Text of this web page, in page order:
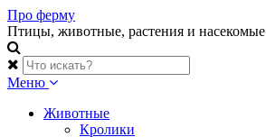
Skip
to
content
Про ферму
Птицы, животные, растения и насекомые
Меню
Животные
Кролики